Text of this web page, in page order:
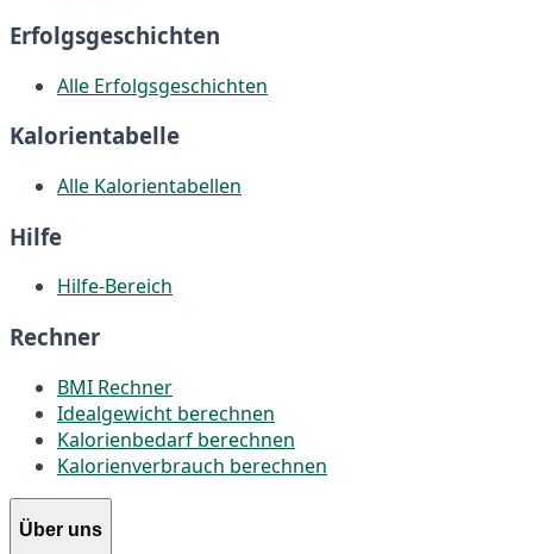
Erfolgsgeschichten
Alle Erfolgsgeschichten
Kalorientabelle
Alle Kalorientabellen
Hilfe
Hilfe-Bereich
Rechner
BMI Rechner
Idealgewicht berechnen
Kalorienbedarf berechnen
Kalorienverbrauch berechnen
Über uns